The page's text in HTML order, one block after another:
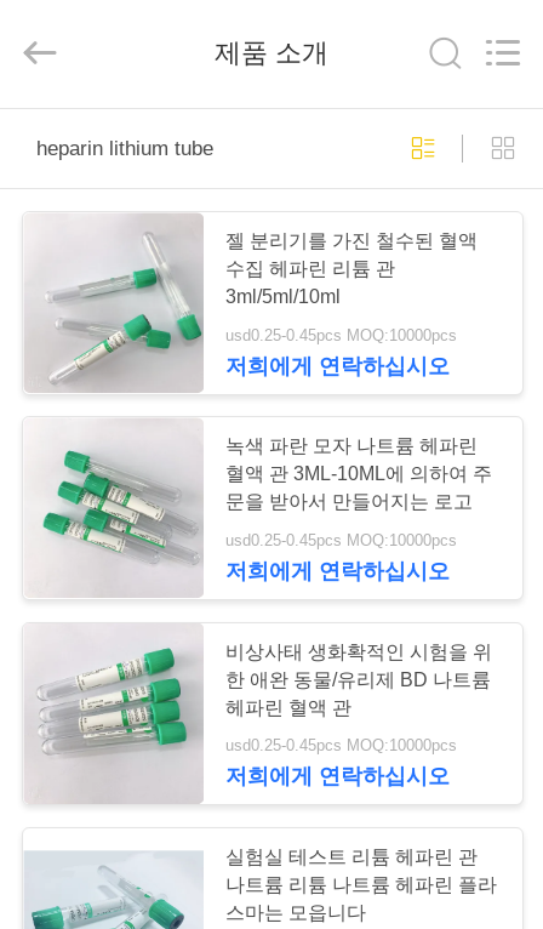
제
리
여
행
품
Hangzhou
Ciping
Co.,
제품 소개
heparin lithium tube
젤 분리기를 가진 철수된 혈액
수집 헤파린 리튬 관
3ml/5ml/10ml
usd0.25-0.45pcs MOQ:10000pcs
저희에게 연락하십시오
녹색 파란 모자 나트륨 헤파린
혈액 관 3ML-10ML에 의하여 주
문을 받아서 만들어지는 로고
usd0.25-0.45pcs MOQ:10000pcs
저희에게 연락하십시오
비상사태 생화확적인 시험을 위
한 애완 동물/유리제 BD 나트륨
헤파린 혈액 관
usd0.25-0.45pcs MOQ:10000pcs
저희에게 연락하십시오
실험실 테스트 리튬 헤파린 관
나트륨 리튬 나트륨 헤파린 플라
스마는 모읍니다